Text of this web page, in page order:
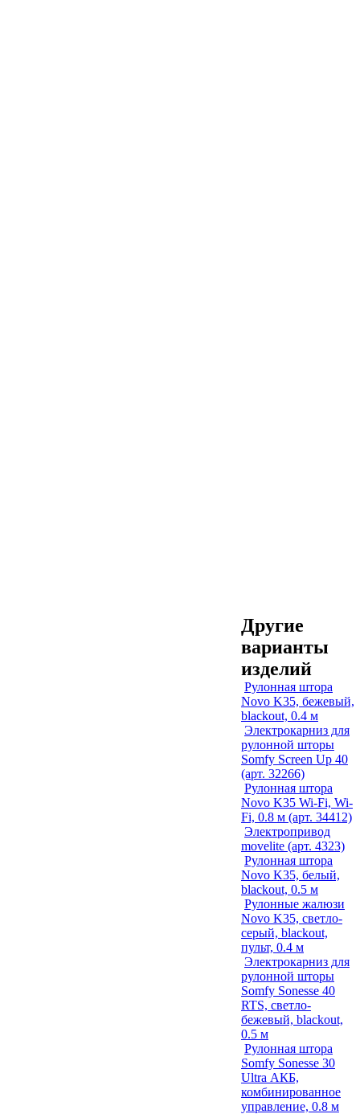
Другие
варианты
изделий
Рулонная штора
Novo K35, бежевый,
blackout, 0.4 м
Электрокарниз для
рулонной шторы
Somfy Screen Up 40
(арт. 32266)
Рулонная штора
Novo K35 Wi-Fi, Wi-
Fi, 0.8 м (арт. 34412)
Электропривод
movelite (арт. 4323)
Рулонная штора
Novo K35, белый,
blackout, 0.5 м
Рулонные жалюзи
Novo K35, светло-
серый, blackout,
пульт, 0.4 м
Электрокарниз для
рулонной шторы
Somfy Sonesse 40
RTS, светло-
бежевый, blackout,
0.5 м
Рулонная штора
Somfy Sonesse 30
Ultra АКБ,
комбинированное
управление, 0.8 м